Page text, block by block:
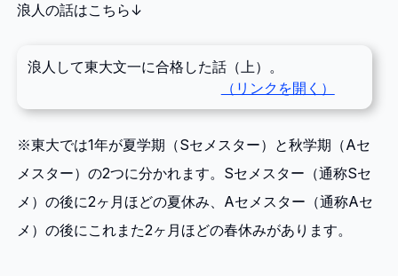
浪人の話はこちら↓
浪人して東大文一に合格した話（上）。
※東大では1年が夏学期（Sセメスター）と秋学期（Aセ
メスター）の2つに分かれます。Sセメスター（通称Sセ
メ）の後に2ヶ月ほどの夏休み、Aセメスター（通称Aセ
メ）の後にこれまた2ヶ月ほどの春休みがあります。